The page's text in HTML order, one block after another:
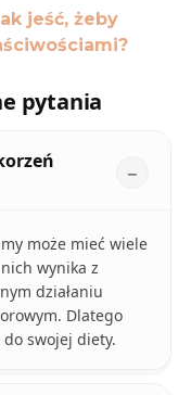
jeść, żeby
pytania
może mieć wiele
wynika z
działaniu
Dlatego
swojej diety.